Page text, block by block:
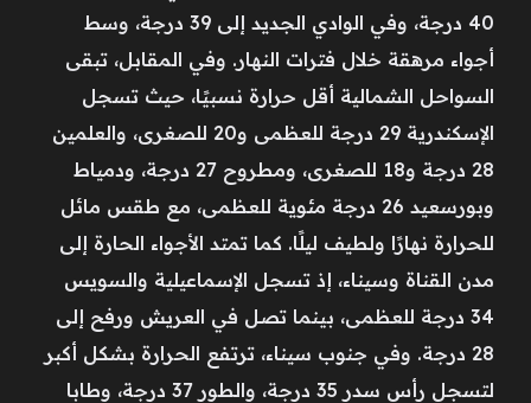
40 درجة، وفي الوادي الجديد إلى 39 درجة، وسط
أجواء مرهقة خلال فترات النهار. وفي المقابل، تبقى
السواحل الشمالية أقل حرارة نسبيًا، حيث تسجل
الإسكندرية 29 درجة للعظمى و20 للصغرى، والعلمين
28 درجة و18 للصغرى، ومطروح 27 درجة، ودمياط
وبورسعيد 26 درجة مئوية للعظمى، مع طقس مائل
للحرارة نهارًا ولطيف ليلًا. كما تمتد الأجواء الحارة إلى
مدن القناة وسيناء، إذ تسجل الإسماعيلية والسويس
34 درجة للعظمى، بينما تصل في العريش ورفح إلى
28 درجة. وفي جنوب سيناء، ترتفع الحرارة بشكل أكبر
لتسجل رأس سدر 35 درجة، والطور 37 درجة، وطابا